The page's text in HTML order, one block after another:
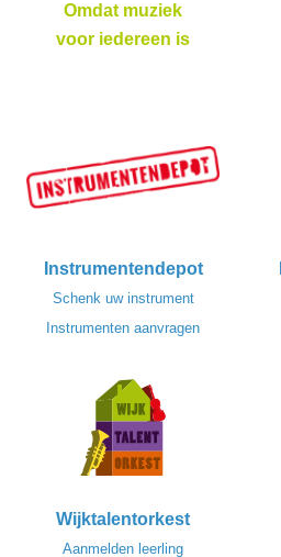
Omdat muziek
voor iedereen is
Instrumentendepot
Schenk uw instrument
Instrumenten aanvragen
Wijktalentorkest
Aanmelden leerling